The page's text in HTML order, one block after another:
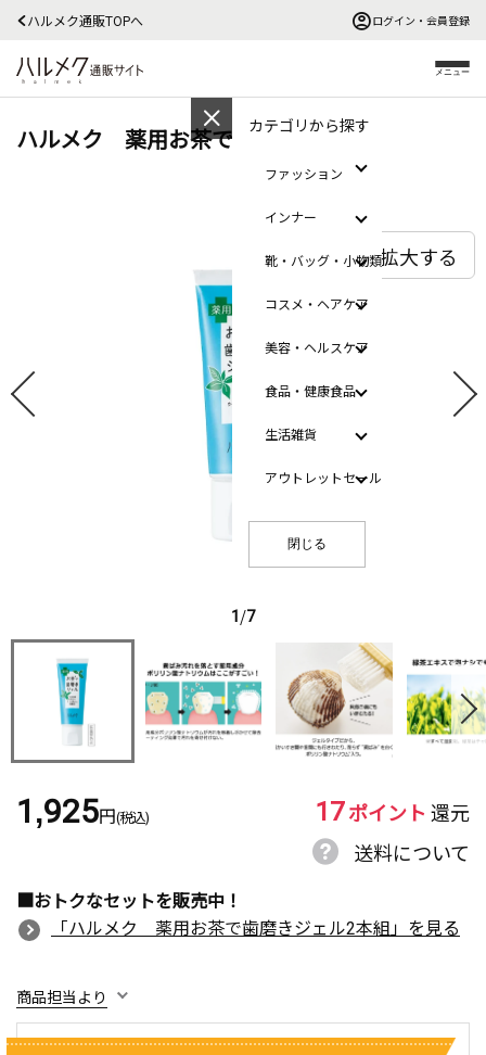
ハルメク通販TOPへ ログイン・会員登録
メニュー
カテゴリから探す
ファッション
インナー
靴・バッグ・小物類
コスメ・ヘアケア
美容・ヘルスケア
食品・健康食品
生活雑貨
アウトレットセール
閉じる
ハルメク 薬用お茶で歯磨きジェル
拡大する
1/7
1,925円(税込) 17ポイント 還元
送料について
■おトクなセットを販売中！
「ハルメク 薬用お茶で歯磨きジェル2本組」を見る
商品担当より